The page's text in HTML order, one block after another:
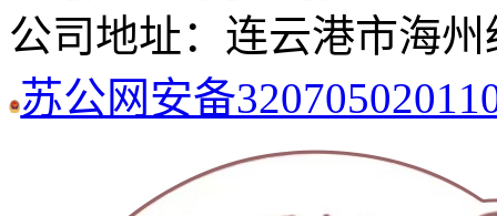
公司地址：连云港市海
苏公网安备